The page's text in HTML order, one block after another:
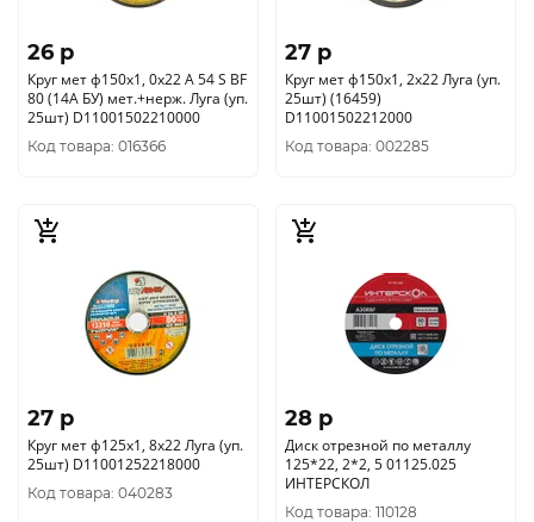
26 p
Круг мет ф150х1, 0х22 A 54 S BF
80 (14А БУ) мет.+нерж. Луга (уп.
25шт) D11001502210000
Код товара: 016366
27 p
Круг мет ф150х1, 2х22 Луга (уп.
25шт) (16459)
D11001502212000
Код товара: 002285
27 p
Круг мет ф125х1, 8х22 Луга (уп.
25шт) D11001252218000
Код товара: 040283
28 p
Диск отрезной по металлу
125*22, 2*2, 5 01125.025
ИНТЕРСКОЛ
Код товара: 110128